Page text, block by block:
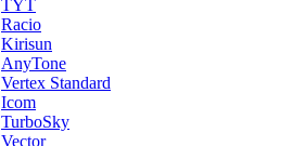
TYT
Racio
Kirisun
AnyTone
Vertex Standard
Icom
TurboSky
Vector